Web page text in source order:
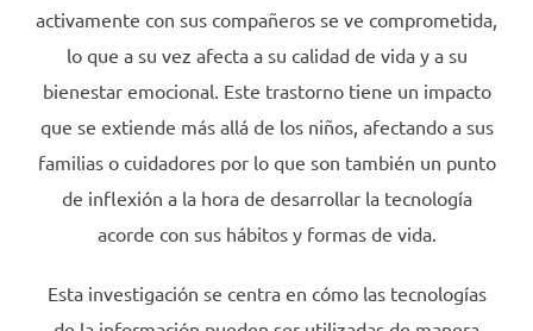
activamente con sus compañeros se ve comprometida,
lo que a su vez afecta a su calidad de vida y a su
bienestar emocional. Este trastorno tiene un impacto
que se extiende más allá de los niños, afectando a sus
familias o cuidadores por lo que son también un punto
de inflexión a la hora de desarrollar la tecnología
acorde con sus hábitos y formas de vida.
Esta investigación se centra en cómo las tecnologías